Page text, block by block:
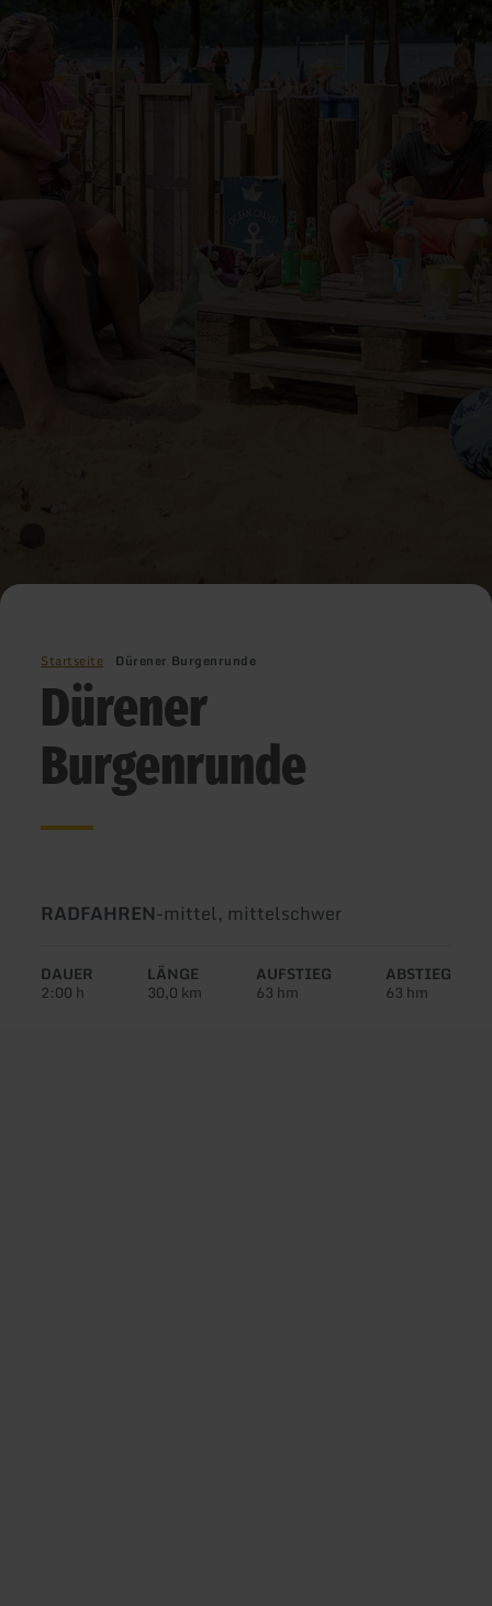
Startseite Dürener Burgenrunde
Dürener
Burgenrunde
Art
Tour:
RADFAHREN-Schwierigkeit:
mittel, mittelschwer
DAUER
2:00 h
LÄNGE
30,0 km
AUFSTIEG
63 hm
ABSTIEG
63 hm